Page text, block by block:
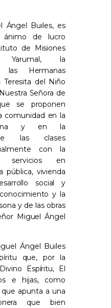
Ángel Builes, es
ánimo de lucro
de Misiones
Yarumal, la
las Hermanas
Teresita del Niño
Señora de
se proponen
comunidad en la
y en la
las clases
con la
servicios en
pública, vivienda
social y
y la
y de las obras
Miguel Ángel
Ángel Builes
que, por la
Espíritu, El
e hijas, como
apunta a una
que bien